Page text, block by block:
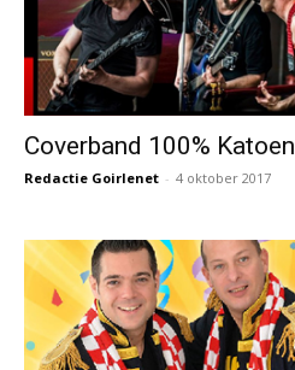
Coverband 100% Katoen
Redactie Goirlenet - 4 oktober 2017